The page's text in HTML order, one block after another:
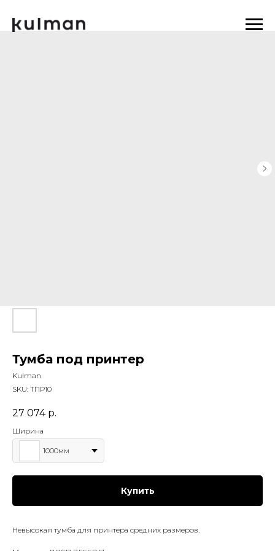
Тумба под принтер
Kulman
SKU: ТПР10
27 074 р.
Ширина
1000мм
Купить
Невысокая тумба для принтера средних размеров.